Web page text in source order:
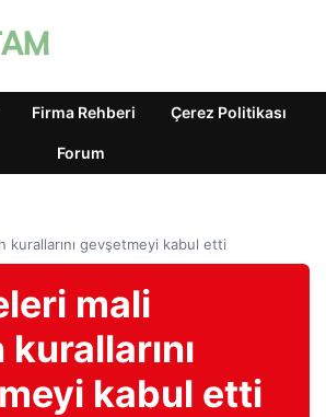
Firma Rehberi Çerez Politikası
Forum
kurallarını gevşetmeyi kabul etti
mali
kabul etti